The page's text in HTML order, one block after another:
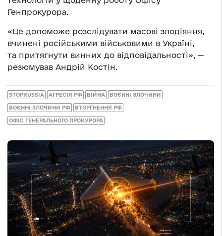
Генпрокурора.
«Це допоможе розслідувати масові злодіяння,
вчинені російськими військовими в Україні,
та притягнути винних до відповідальності», —
резюмував Андрій Костін.
STOPRUSSIA АГРЕСІЯ РФ ВІЙНА ВОЄННІ ЗЛОЧИНИ
ВОЄННІ ЗЛОЧИНИ РФ ВТОРГНЕННЯ РФ
ОФІС ГЕНЕРАЛЬНОГО ПРОКУРОРА